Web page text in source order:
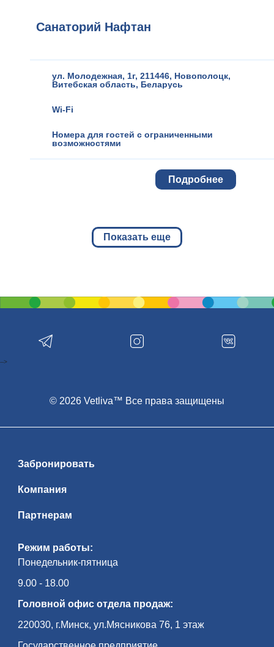
Санаторий Нафтан
ул. Молодежная, 1г, 211446, Новополоцк,
Витебская область, Беларусь
Wi-Fi
Номера для гостей с ограниченными
возможностями
Подробнее
Показать еще
Режим работы:
Понедельник-пятница
9.00 - 18.00
Головной офис отдела продаж:
220030, г.Минск, ул.Мясникова 76, 1 этаж
Забронировать
Компания
Партнерам
© 2026 Vetliva™ Все права защищены
-->